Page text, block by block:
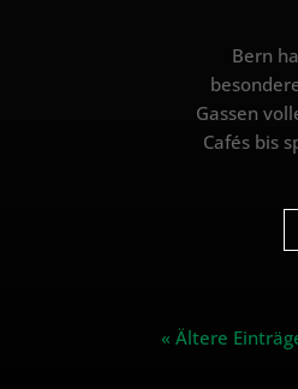
Bern
Gassen
Cafés bis
« Ältere